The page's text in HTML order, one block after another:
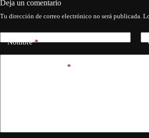
Deja un comentario
Tu dirección de correo electrónico no será publicada.
Nombre*
*